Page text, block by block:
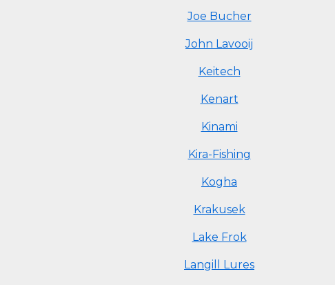
Joe Bucher
John Lavooij
Keitech
Kenart
Kinami
Kira-Fishing
Kogha
Krakusek
Lake Frok
Langill Lures